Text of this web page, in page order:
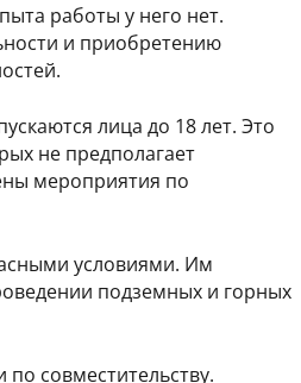
работы у него нет.
и приобретению
лица до 18 лет. Это
не предполагает
мероприятия по
условиями. Им
подземных и горных
совместительству.